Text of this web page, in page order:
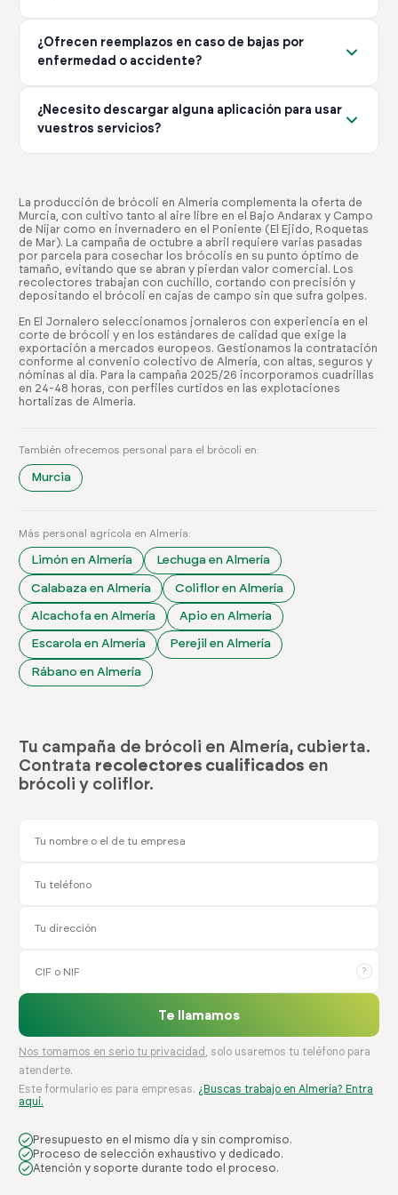
de la campaña y el tipo de servicio que necesites. No hay
costes ocultos ni tarifas adicionales no comunicadas
previamente.
un trabajador no cumple con lo esperado, lo
reemplazamos sin coste adicional. Nuestro compromiso
es garantizar que tengas el equipo adecuado para tu
explotación en todo momento.
¿Ofrecen reemplazos en caso de bajas por
enfermedad o accidente?
Temporal) y AT (Accidente de Trabajo) de forma
eficiente. Nos encargamos de encontrar reemplazos
rápidamente para que tu producción no se vea afectada.
¿Necesito descargar alguna aplicación para usar
vuestros servicios?
candidatos y controlar horarios desde cualquier lugar.
Está disponible gratis en iOS y Android, facilitando toda
la gestión desde tu móvil.
La producción de brócoli en Almería complementa la oferta de
Murcia, con cultivo tanto al aire libre en el Bajo Andarax y Campo
de Níjar como en invernadero en el Poniente (El Ejido, Roquetas
de Mar). La campaña de octubre a abril requiere varias pasadas
por parcela para cosechar los brócolis en su punto óptimo de
tamaño, evitando que se abran y pierdan valor comercial. Los
recolectores trabajan con cuchillo, cortando con precisión y
depositando el brócoli en cajas de campo sin que sufra golpes.
En El Jornalero seleccionamos jornaleros con experiencia en el
corte de brócoli y en los estándares de calidad que exige la
exportación a mercados europeos. Gestionamos la contratación
conforme al convenio colectivo de Almería, con altas, seguros y
nóminas al día. Para la campaña 2025/26 incorporamos cuadrillas
en 24-48 horas, con perfiles curtidos en las explotaciones
hortalizas de Almería.
También ofrecemos personal para el brócoli en:
Murcia
Más personal agrícola en Almería:
Limón en Almería Lechuga en Almería
Calabaza en Almería Coliflor en Almería
Alcachofa en Almería Apio en Almería
Escarola en Almería Perejil en Almería
Rábano en Almería
Tu campaña de brócoli en Almería, cubierta.
Contrata recolectores cualificados en
brócoli y coliflor.
?
Te llamamos
Nos tomamos en serio tu privacidad
, solo usaremos tu teléfono para
atenderte.
Este formulario es para empresas. ¿Buscas trabajo en Almería? Entra
aquí.
Presupuesto en el mismo día y sin compromiso.
Proceso de selección exhaustivo y dedicado.
Atención y soporte durante todo el proceso.